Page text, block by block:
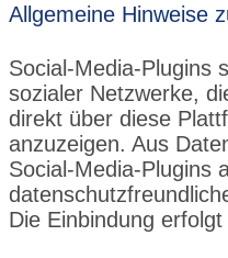
Allgemeine Hinweise
Social-Media-Plugins
sozialer Netzwerke,
direkt über diese
anzuzeigen. Aus
Social-Media-Plugins
Die Einbindung